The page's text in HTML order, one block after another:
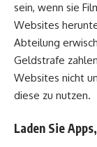
sein, wenn sie
Websites
Abteilung
Geldstrafe
Websites nicht
diese zu nutzen.
Laden Sie